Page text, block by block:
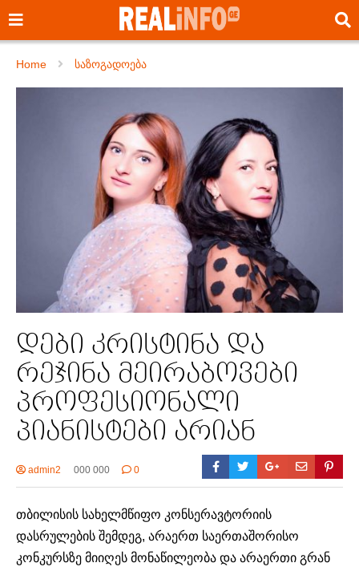
Home საზოგადოება
დები კრისტინა და
რეჯინა მეირაბოვები
პროფესიონალი
პიანისტები არიან
admin2 000 000 0
თბილისის სახელმწიფო კონსერავტორიის
დასრულების შემდეგ, არაერთ საერთაშორისო
კონკურსზე მიიღეს მონაწილეობა და არაერთი გრან